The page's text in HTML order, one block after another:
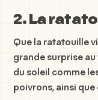
2. La
Que la ratatouille
grande surprise
du soleil comme
poivrons, ainsi que